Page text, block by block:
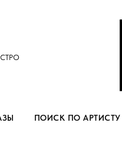
ПОИСК ПО АРТИСТУ